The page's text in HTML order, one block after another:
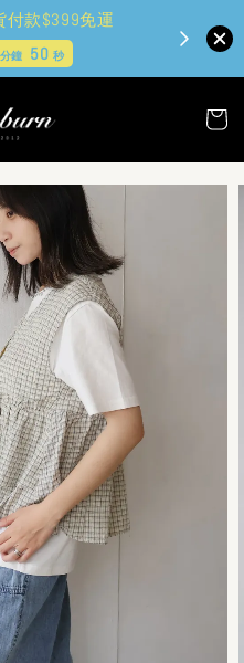
款$399免運
分鐘 49 秒